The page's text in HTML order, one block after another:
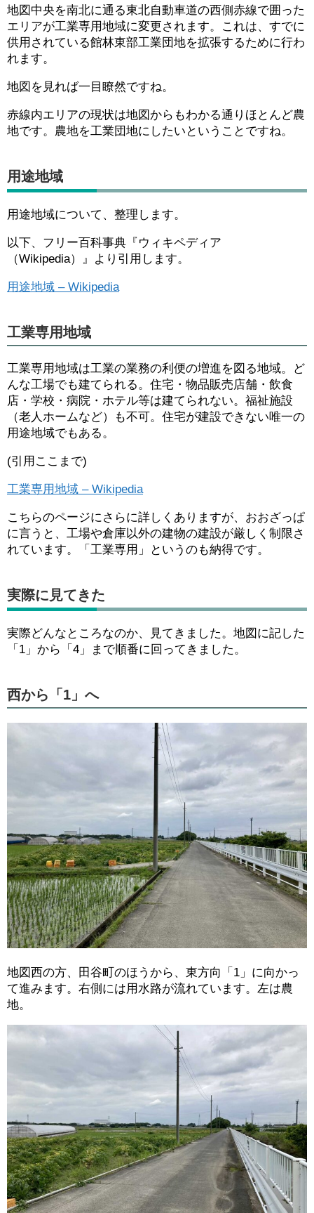
地図中央を南北に通る東北自動車道の西側赤線で囲った
エリアが工業専用地域に変更されます。これは、すでに
供用されている館林東部工業団地を拡張するために行わ
れます。
地図を見れば一目瞭然ですね。
赤線内エリアの現状は地図からもわかる通りほとんど農
地です。農地を工業団地にしたいということですね。
用途地域
用途地域について、整理します。
以下、フリー百科事典『ウィキペディア
（Wikipedia）』より引用します。
用途地域 – Wikipedia
工業専用地域
工業専用地域は工業の業務の利便の増進を図る地域。ど
んな工場でも建てられる。住宅・物品販売店舗・飲食
店・学校・病院・ホテル等は建てられない。福祉施設
（老人ホームなど）も不可。住宅が建設できない唯一の
用途地域でもある。
(引用ここまで)
工業専用地域 – Wikipedia
こちらのページにさらに詳しくありますが、おおざっぱ
に言うと、工場や倉庫以外の建物の建設が厳しく制限さ
れています。「工業専用」というのも納得です。
実際に見てきた
実際どんなところなのか、見てきました。地図に記した
「1」から「4」まで順番に回ってきました。
西から「1」へ
地図西の方、田谷町のほうから、東方向「1」に向かっ
て進みます。右側には用水路が流れています。左は農
地。